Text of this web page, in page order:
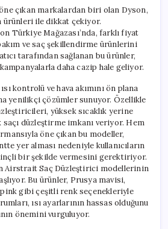
Seçenekler
için
çıkan markalardan biri olan Dyson,
ürünleri ile dikkat çekiyor.
Türkiye Mağazası’nda, farklı fiyat
ve saç şekillendirme ürünlerini
tarafından sağlanan bu ürünler,
daha cazip hale geliyor.
kontrolü ve hava akımını ön plana
yenilikçi çözümler sunuyor. Özellikle
yüksek sıcaklık yerine
saçı düzleştirme imkanı veriyor. Hem
öne çıkan bu modeller,
yer alması nedeniyle kullanıcıların
bir şekilde vermesini gerektiriyor.
Airstrait Saç Düzleştirici modellerinin
Bu ürünler, Prusya mavisi,
gibi çeşitli renk seçenekleriyle
ısı ayarlarının hassas olduğunu
önemini vurguluyor.